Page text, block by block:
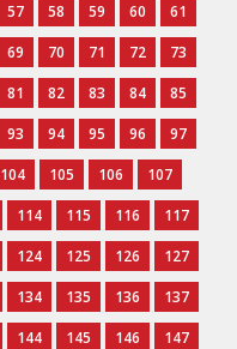
57 58 59 60
61
69 70 71 72
73
81 82 83 84
85
93 94 95 96
97
104 105 106
107
114 115 116
117
124 125 126
127
134 135 136
137
144 145 146
147